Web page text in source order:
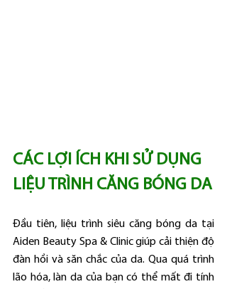
CÁC LỢI ÍCH KHI SỬ DỤNG
LIỆU TRÌNH CĂNG BÓNG DA
Đầu tiên, liệu trình siêu căng bóng da tại
Aiden Beauty Spa & Clinic giúp cải thiện độ
đàn hồi và săn chắc của da. Qua quá trình
lão hóa, làn da của bạn có thể mất đi tính